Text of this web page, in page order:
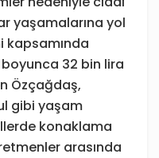
yaşamalarına yol
kapsamında
32 bin lira
Özçağdaş,
gibi yaşam
konaklama
arasında